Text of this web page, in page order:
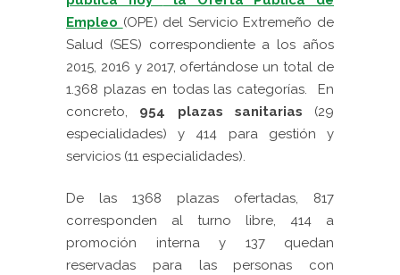
Empleo (OPE) del Servicio Extremeño de
Salud (SES) correspondiente a los años
2015, 2016 y 2017, ofertándose un total de
1.368 plazas en todas las categorías. En
concreto, 954 plazas sanitarias (29
especialidades) y 414 para gestión y
servicios (11 especialidades).
De las 1368 plazas ofertadas, 817
corresponden al turno libre, 414 a
promoción interna y 137 quedan
reservadas para las personas con